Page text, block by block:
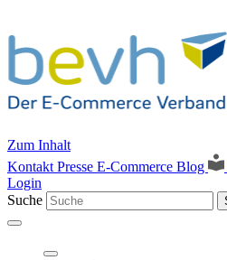
Zum Inhalt
Kontakt Presse E-Commerce Blog
Login
Suche